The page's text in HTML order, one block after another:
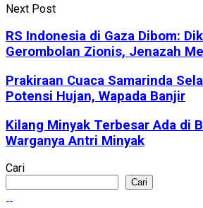
Next Post
RS Indonesia di Gaza Dibom:
Gerombolan Zionis, Jenazah
Prakiraan Cuaca Samarinda
Potensi Hujan, Wapada Banjir
Kilang Minyak Terbesar Ada di
Warganya Antri Minyak
Cari
Cari